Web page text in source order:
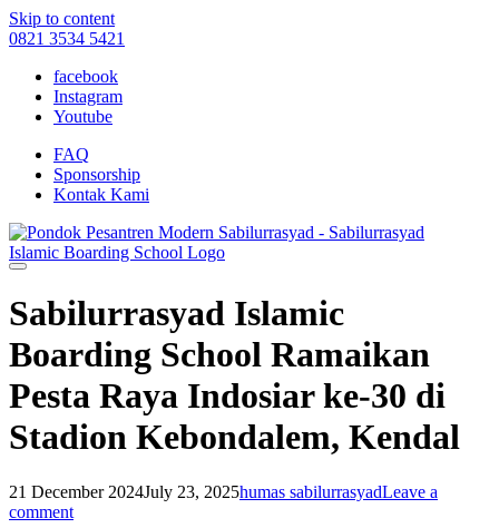
Skip to content
0821 3534 5421
facebook
Instagram
Youtube
FAQ
Sponsorship
Kontak Kami
Sabilurrasyad Islamic
Boarding School Ramaikan
Pesta Raya Indosiar ke-30 di
Stadion Kebondalem, Kendal
21 December 2024July 23, 2025humas sabilurrasyadLeave a
comment